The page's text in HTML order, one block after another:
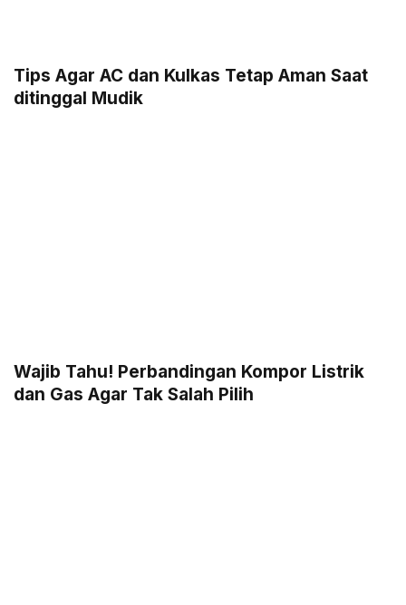
Tips Agar AC dan Kulkas Tetap Aman Saat
ditinggal Mudik
Wajib Tahu! Perbandingan Kompor Listrik
dan Gas Agar Tak Salah Pilih